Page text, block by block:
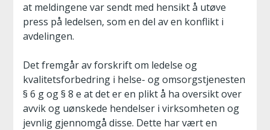
at meldingene var sendt med hensikt å utøve
press på ledelsen, som en del av en konflikt i
avdelingen.
Det fremgår av forskrift om ledelse og
kvalitetsforbedring i helse- og omsorgstjenesten
§ 6 g og § 8 e at det er en plikt å ha oversikt over
avvik og uønskede hendelser i virksomheten og
jevnlig gjennomgå disse. Dette har vært en